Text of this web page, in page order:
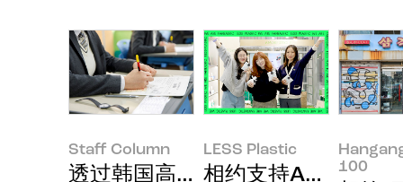
Staff Column
透过韩国高考看ESG发展趋势
LESS Plastic
相约支持
100